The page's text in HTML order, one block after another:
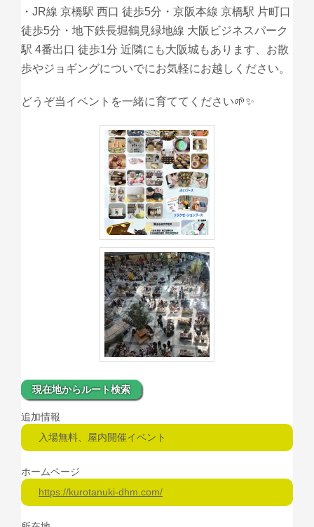
・JR線 京橋駅 西口 徒歩5分・京阪本線 京橋駅 片町口
徒歩5分・地下鉄長堀鶴見緑地線 大阪ビジネスパーク
駅 4番出口 徒歩1分 近隣にも大阪城もあります、お散
歩やジョギングについでにお気軽にお越しください。
どうぞ当イベントを一緒に育ててください🌱✨
現在地からルート検索
追加情報
入場無料、屋内開催イベント
ホームページ
https://kurotanuki-dhm.com/